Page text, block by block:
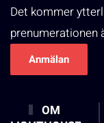
Det kommer
prenumerationen
OM